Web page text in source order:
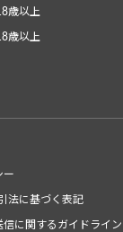
歳以上
歳以上
ー
法に基づく表記
に関するガイドライン